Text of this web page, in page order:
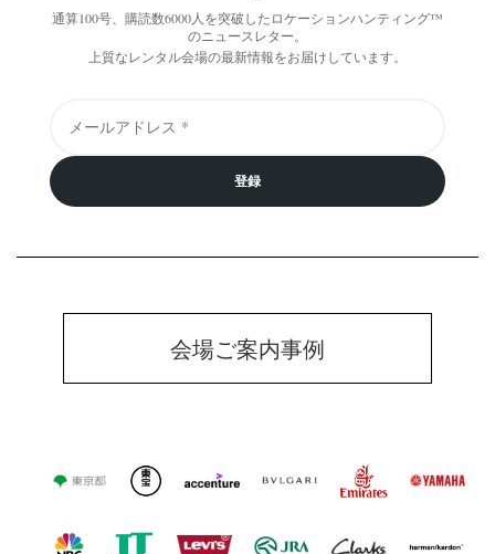
通算100号、購読数6000人を突破したロケーションハンティング™️
のニュースレター。
上質なレンタル会場の最新情報をお届けしています。
登録
会場ご案内事例